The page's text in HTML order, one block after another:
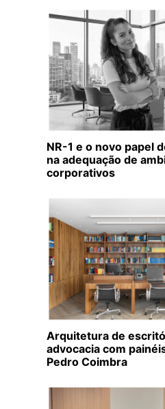
NR-1 e o novo papel
na adequação de
corporativos
Arquitetura de
advocacia com
Pedro Coimbra